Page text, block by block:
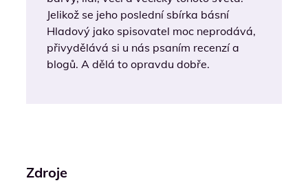
Jelikož se jeho poslední sbírka básní
Hladový jako spisovatel moc neprodává,
přivydělává si u nás psaním recenzí a
blogů. A dělá to opravdu dobře.
Zdroje